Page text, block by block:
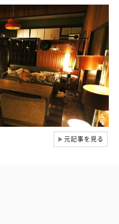
▶元記事を見る